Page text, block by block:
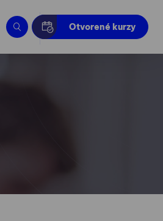
Otvorené kurzy